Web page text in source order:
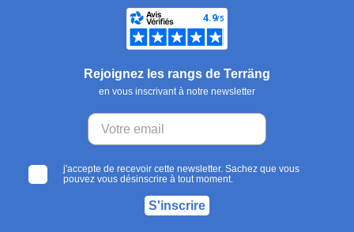
Rejoignez les rangs de Terräng
en vous inscrivant à notre newsletter
j'accepte de recevoir cette newsletter. Sachez que vous
pouvez vous désinscrire à tout moment.
S'inscrire